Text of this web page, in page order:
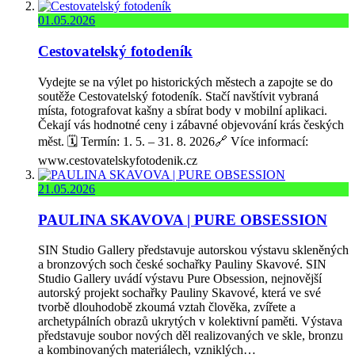
01.05.2026
Cestovatelský fotodeník
Vydejte se na výlet po historických městech a zapojte se do
soutěže Cestovatelský fotodeník. Stačí navštívit vybraná
místa, fotografovat kašny a sbírat body v mobilní aplikaci.
Čekají vás hodnotné ceny i zábavné objevování krás českých
měst. 🗓️ Termín: 1. 5. – 31. 8. 2026🔗 Více informací:
www.cestovatelskyfotodenik.cz
21.05.2026
PAULINA SKAVOVA | PURE OBSESSION
SIN Studio Gallery představuje autorskou výstavu skleněných
a bronzových soch české sochařky Pauliny Skavové. SIN
Studio Gallery uvádí výstavu Pure Obsession, nejnovější
autorský projekt sochařky Pauliny Skavové, která ve své
tvorbě dlouhodobě zkoumá vztah člověka, zvířete a
archetypálních obrazů ukrytých v kolektivní paměti. Výstava
představuje soubor nových děl realizovaných ve skle, bronzu
a kombinovaných materiálech, vzniklých…